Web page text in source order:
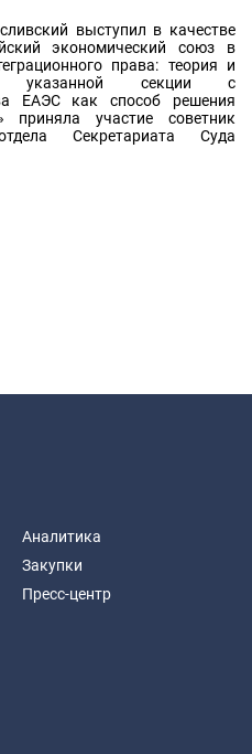
выступил в качестве
экономический союз в
права: теория и
указанной секции с
ЕАЭС как способ решения
участие советник
отдела Секретариата Суда
Аналитика
Закупки
Пресс-центр